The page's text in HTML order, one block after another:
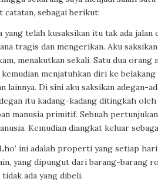
catatan, sebagai berikut:
telah kusaksikan itu tak ada jalan
tragis dan mengerikan. Aku
menakutkan sekali. Satu dua orang
menjatuhkan diri ke
lainnya. Di sini aku saksikan
itu kadang-kadang ditingkah
manusia primitif. Sebuah
Kemudian diangkat keluar
ini adalah properti yang setiap
yang dipungut dari barang-barang
ada yang dibeli.